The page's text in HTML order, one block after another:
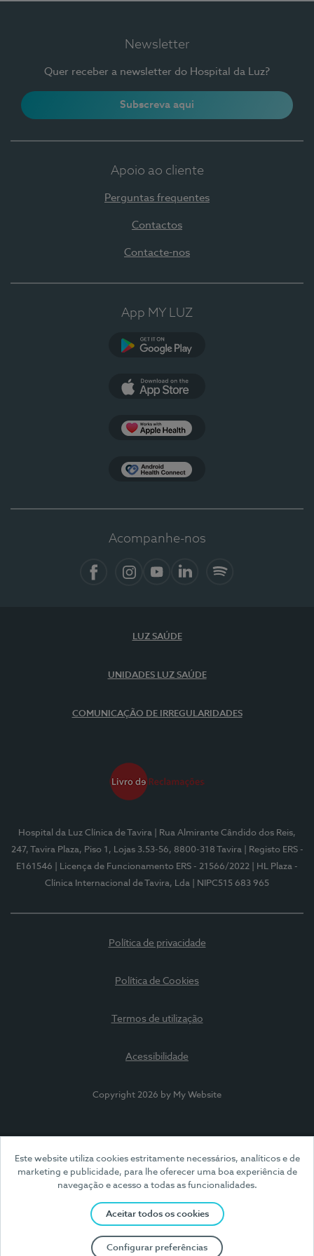
Este website utiliza cookies estritamente necessários, analíticos e de
marketing e publicidade, para lhe oferecer uma boa experiência de
navegação e acesso a todas as funcionalidades.
Aceitar todos os cookies
Configurar preferências
Newsletter
Quer receber a newsletter do Hospital da Luz?
Subscreva aqui
Apoio ao cliente
Perguntas frequentes
Contactos
Contacte-nos
App MY LUZ
Acompanhe-nos
LUZ SAÚDE
UNIDADES LUZ SAÚDE
COMUNICAÇÃO DE IRREGULARIDADES
Hospital da Luz Clínica de Tavira
| Rua Almirante Cândido dos Reis,
247, Tavira Plaza, Piso 1, Lojas 3.53-56, 8800-318 Tavira
| Registo ERS -
E161546
| Licença de Funcionamento ERS - 21566/2022
| HL Plaza -
Clínica Internacional de Tavira, Lda
| NIPC515 683 965
Política de privacidade
Política de Cookies
Termos de utilização
Acessibilidade
Copyright 2026 by My Website